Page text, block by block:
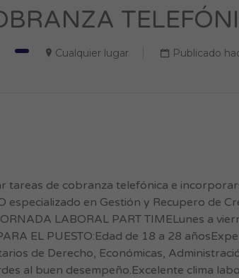
Cualquier lugar Publicado
tareas de cobranza telefónica e
especializado en Gestión y Recupero de
LABORAL PART TIMELunes a
EL PUESTO:Edad de 18 a 28
de Derecho, Económicas,
al buen desempeño.Excelente clima